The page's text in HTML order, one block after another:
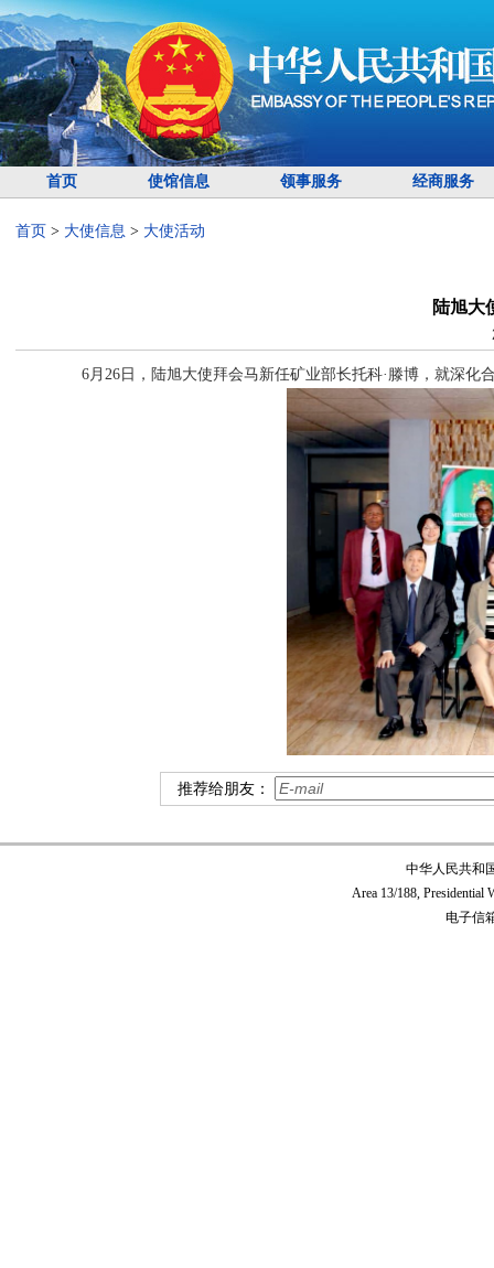
首页 使馆信息 领事服务 经商服务
首页 > 大使信息 > 大使活动
陆旭大
6月26日，陆旭大使拜会马新任矿业部长托科·滕博，就深化
推荐给朋友：
中华人民共和
Area 13/188, Presidential
电子信